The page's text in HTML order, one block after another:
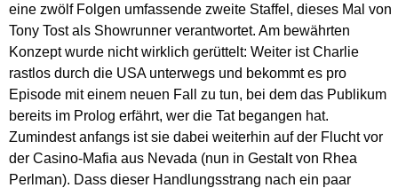
eine zwölf Folgen umfassende zweite Staffel, dieses Mal von
Tony Tost als Showrunner verantwortet. Am bewährten
Konzept wurde nicht wirklich gerüttelt: Weiter ist Charlie
rastlos durch die USA unterwegs und bekommt es pro
Episode mit einem neuen Fall zu tun, bei dem das Publikum
bereits im Prolog erfährt, wer die Tat begangen hat.
Zumindest anfangs ist sie dabei weiterhin auf der Flucht vor
der Casino-Mafia aus Nevada (nun in Gestalt von Rhea
Perlman). Dass dieser Handlungsstrang nach ein paar